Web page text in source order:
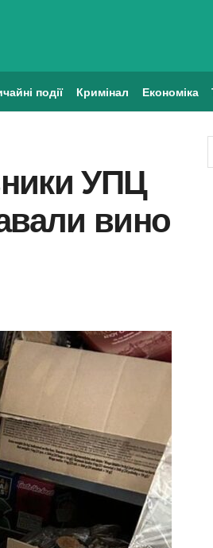
події Кримінал Економіка
УПЦ
вино